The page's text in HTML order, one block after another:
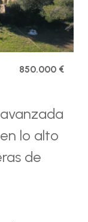
850.000 €
lo alto
de